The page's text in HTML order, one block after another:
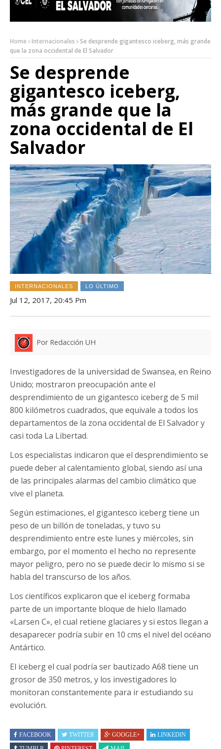
Home Internacionales
Se desprende gigantesco iceberg, más grande
que la zona occidental de El Salvador
Se desprende
gigantesco iceberg,
más grande que la
zona occidental de El
Salvador
INTERNACIONALES LO ÚLTIMO
Jul 12, 2017, 20:45 Pm
Por Redacción UH
Investigadores de la universidad de Swansea, en Reino
Unido; mostraron preocupación ante el
desprendimiento de un gigantesco iceberg de 5 mil
800 kilómetros cuadrados, que equivale a todos los
departamentos de la zona occidental de El Salvador y
casi toda La Libertad.
Los especialistas indicaron que el desprendimiento se
puede deber al calentamiento global, siendo así una
de las principales alarmas del cambio climático que
vive el planeta.
Según estimaciones, el gigantesco iceberg tiene un
peso de un billón de toneladas, y tuvo su
desprendimiento entre este lunes y miércoles, sin
embargo, por el momento el hecho no represente
mayor peligro, pero no se puede decir lo mismo si se
habla del transcurso de los años.
Los científicos explicaron que el iceberg formaba
parte de un importante bloque de hielo llamado
«Larsen C», el cual retiene glaciares y si estos llegan a
desaparecer podría subir en 10 cms el nivel del océano
Antártico.
El iceberg el cual podría ser bautizado A68 tiene un
grosor de 350 metros, y los investigadores lo
monitoran constantemente para ir estudiando su
evolución.
FACEBOOK TWITTER GOOGLE+
LINKEDIN